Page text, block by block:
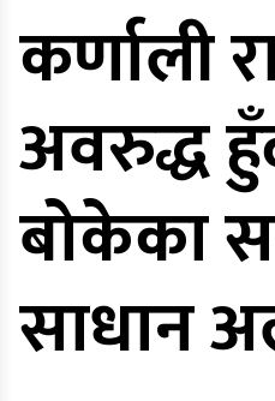
कर्णाली
अवरुद्ध
बोकेका
साधान